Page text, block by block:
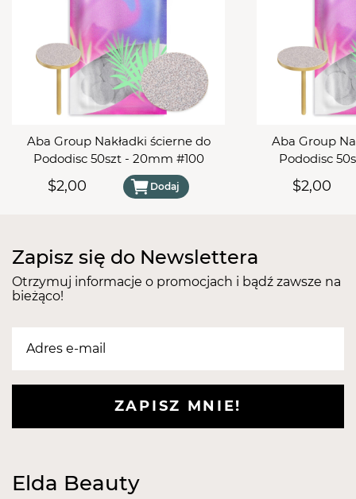
Aba Group Frez diamentowy MD35 - kula, M
Aba Group Frez z węglika spiekanego C11 - walec, C
Aba Group Frez z węglika spiekanego M32 - stożek,
Pudełko na frezy
Aba Group Nakładki ścierne do
Pododisc 50szt - 20mm #100
$2,00 Dodaj
Aba Group
Pododisc
$2,00
Zapisz się do Newslettera
Otrzymuj informacje o promocjach i bądź zawsze na
bieżąco!
ZAPISZ MNIE!
Elda Beauty